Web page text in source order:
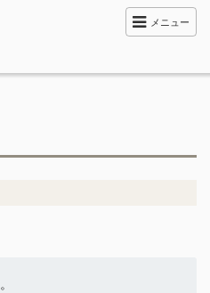
メニュー